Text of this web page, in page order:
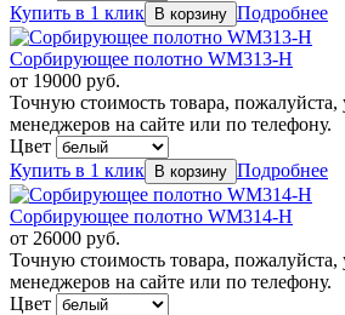
Купить в 1 клик
Подробнее
Сорбирующее полотно WM313-H
от 19000 руб.
Точную стоимость товара, пожалуйста,
менеджеров на сайте или по телефону.
Цвет
Купить в 1 клик
Подробнее
Сорбирующее полотно WM314-H
от 26000 руб.
Точную стоимость товара, пожалуйста,
менеджеров на сайте или по телефону.
Цвет